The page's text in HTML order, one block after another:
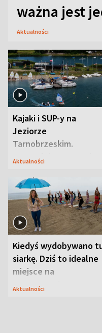
ważna jest
Aktualności
Kajaki i SUP-y na
Jeziorze
Tarnobrzeskim.
Przyrodnicy zwracają
Aktualności
Kiedyś wydobywano
siarkę. Dziś to idealne
miejsce na
wypoczynek
Aktualności